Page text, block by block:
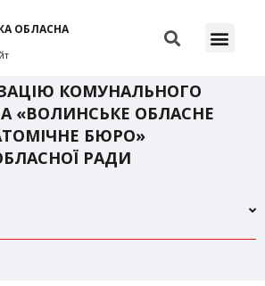
ОБЛАСНА
КОМУНАЛЬНОГО
«ВОЛИНСЬКЕ ОБЛАСНЕ
БЮРО»
РАДИ